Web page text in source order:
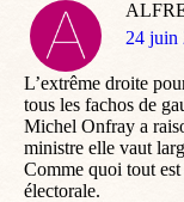
dit
24 juin
L’extrême droite
tous les fachos de
Michel Onfray a
ministre elle vaut
Comme quoi tout est
électorale.